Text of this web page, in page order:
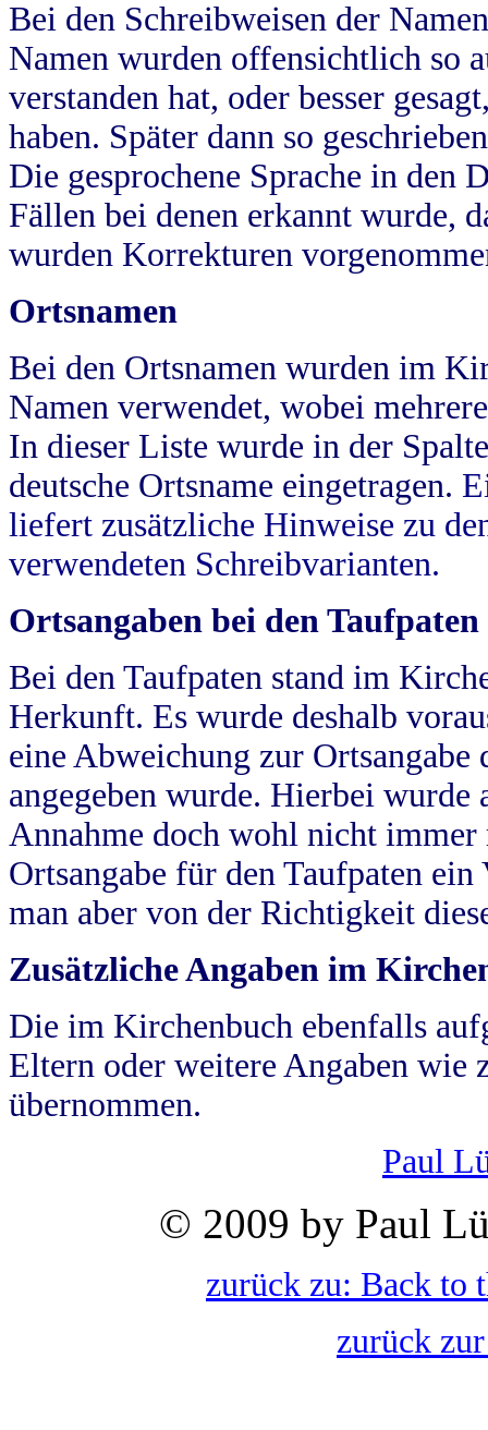
Bei den Schreibweisen der
Namen wurden offensichtlich so
verstanden hat, oder besser
haben. Später dann so
Die gesprochene Sprache in
Fällen bei denen erkannt wurde,
wurden Korrekturen
Ortsnamen
Bei den Ortsnamen wurden im
Namen verwendet, wobei
In dieser Liste wurde in der
deutsche Ortsname eingetragen.
liefert zusätzliche Hinweise zu
verwendeten Schreibvarianten.
Ortsangaben bei den Taufpaten
Bei den Taufpaten stand im
Herkunft. Es wurde deshalb
eine Abweichung zur
angegeben wurde. Hierbei wurde
Annahme doch wohl nicht
Ortsangabe für den Taufpaten
man aber von der Richtigkeit
Zusätzliche Angaben im
Die im Kirchenbuch ebenfalls
Eltern oder weitere Angaben wie
übernommen.
Paul
© 2009 by Paul
zurück zu: Back to
zurück